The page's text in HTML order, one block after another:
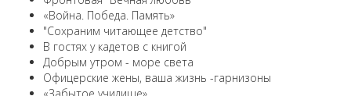
«Война. Победа. Память»
"Сохраним читающее детство"
В гостях у кадетов с книгой
Добрым утром - море света
Офицерские жены, ваша жизнь -гарнизоны